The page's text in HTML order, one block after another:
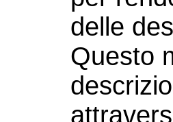
delle
Questo